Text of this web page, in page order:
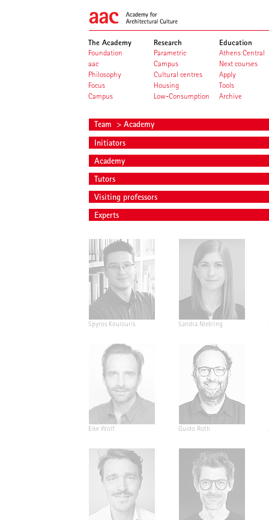
The Academy
Foundation
aac
Philosophy
Focus
Campus
Research
Parametric
Campus
Cultural centres
Housing
Low-Consumption
Education
Athens Central
Next courses
Apply
Tools
Archive
Team > Academy
Initiators
Academy
Tutors
Visiting professors
Experts
Spyros Koulouris Sandra Niebling
Eike Wolf Guido Roth